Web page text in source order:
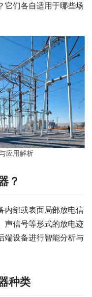
它们各自适用于哪些场
应用解析
？
内部或表面局部放电信
声信号等形式的放电迹
端设备进行智能分析与
种类